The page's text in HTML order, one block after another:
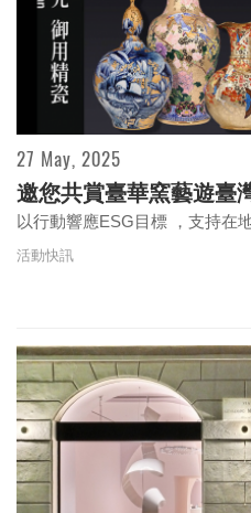
27 May, 2025
邀您共賞臺華窯藝遊臺
以行動響應ESG目標 ，支持在
活動快訊
“Together, we are
future” – Tasa Meng
conservation